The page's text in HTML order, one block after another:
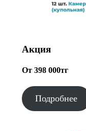
Акция
От 398 000тг
Подробнее